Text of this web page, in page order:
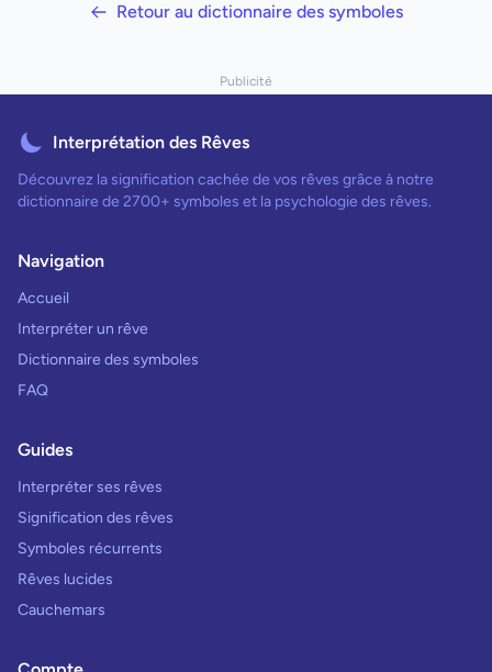
Retour au dictionnaire des symboles
Publicité
Interprétation des Rêves
Découvrez la signification cachée de vos rêves grâce à notre
dictionnaire de 2700+ symboles et la psychologie des rêves.
Navigation
Accueil
Interpréter un rêve
Dictionnaire des symboles
FAQ
Guides
Interpréter ses rêves
Signification des rêves
Symboles récurrents
Rêves lucides
Cauchemars